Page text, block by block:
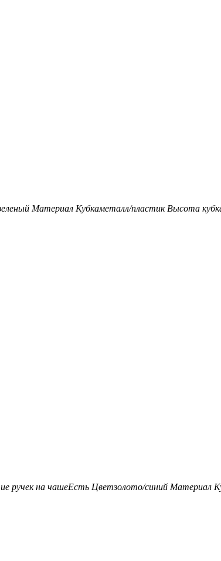
Материал Кубкаметалл/пластик Высота
ручек на чашеЕсть Цветзолото/синий Материал